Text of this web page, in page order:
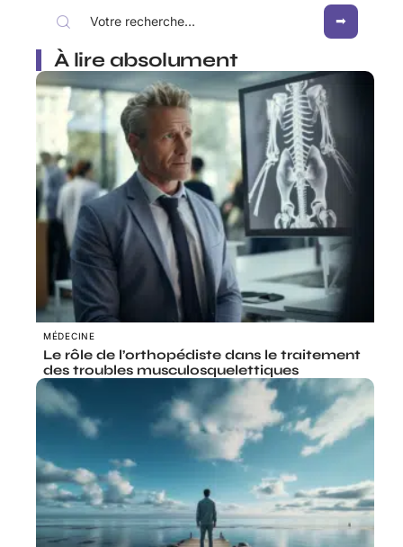
À lire absolument
MÉDECINE
Le rôle de l’orthopédiste dans le traitement
des troubles musculosquelettiques